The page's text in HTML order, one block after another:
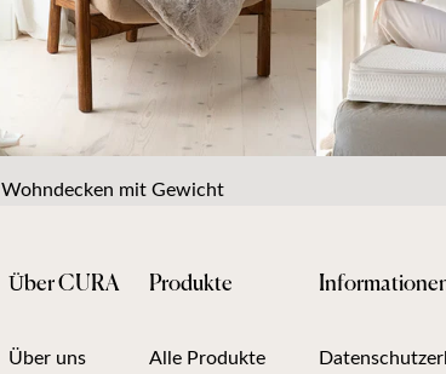
Wohndecken mit Gewicht
Über CURA
Über uns
Produkte
Alle Produkte